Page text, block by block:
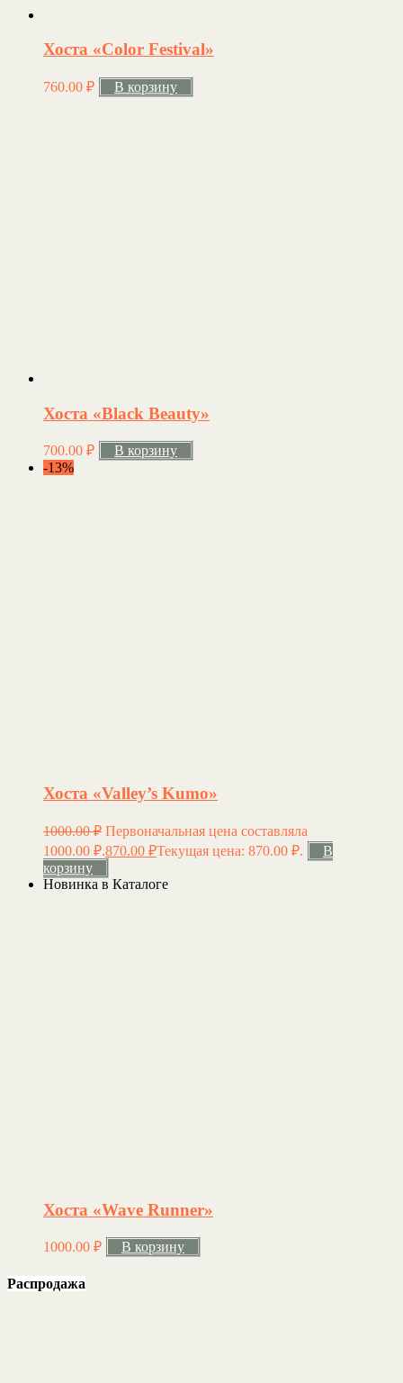
Хоста «Color Festival»
760.00 ₽ В корзину
Хоста «Black Beauty»
700.00 ₽
В корзину
-13%
Хоста «Valley’s Kumo»
1000.00₽ Первоначальная цена составляла
1000.00 ₽.870.00 ₽Текущая цена: 870.00 ₽.
В
корзину
Новинка в Каталоге
Хоста «Wave Runner»
1000.00 ₽ В корзину
Распродажа